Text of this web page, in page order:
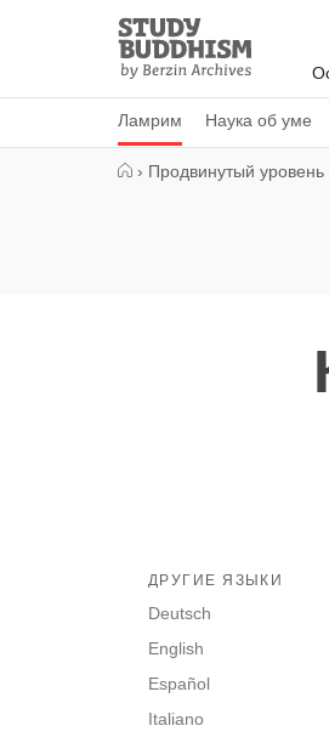
Study
Buddhism
Home
Ламрим Наука об уме
› Продвинутый уровень
ДРУГИЕ ЯЗЫКИ
Deutsch
English
Español
Italiano